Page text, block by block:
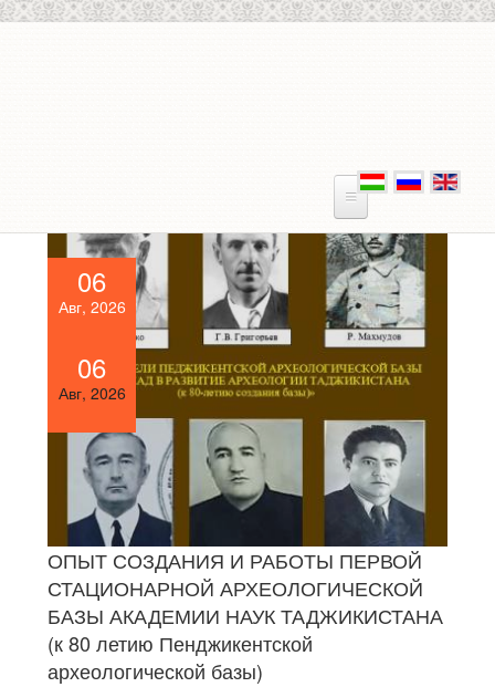
06
Авг, 2026
06
Авг, 2026
ОПЫТ СОЗДАНИЯ И РАБОТЫ ПЕРВОЙ
СТАЦИОНАРНОЙ АРХЕОЛОГИЧЕСКОЙ
БАЗЫ АКАДЕМИИ НАУК ТАДЖИКИСТАНА
(к 80 летию Пенджикентской
археологической базы)